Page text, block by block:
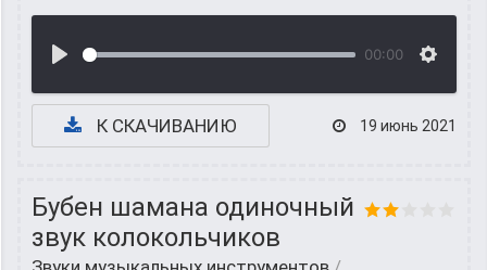
00:00
К СКАЧИВАНИЮ 19 июнь 2021
Бубен шамана одиночный
звук колокольчиков